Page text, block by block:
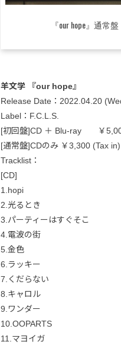
『our hope』通常盤
羊文学 『our hope』
Release Date：2022.04.20
Label：F.C.L.S.
[初回盤]CD ＋ Blu-ray ￥
[通常盤]CDのみ ￥3,300 (Tax in)
Tracklist：
[CD]
1.hopi
2.光るとき
3.パーティーはすぐそこ
4.電波の街
5.金色
6.ラッキー
7.くだらない
8.キャロル
9.ワンダー
10.OOPARTS
11.マヨイガ